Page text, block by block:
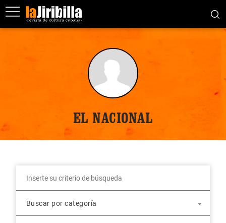
EL NACIONAL
Buscar por categoría